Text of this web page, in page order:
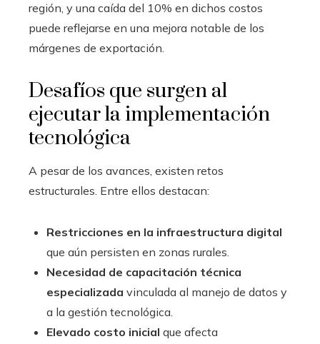
región, y una caída del 10% en dichos costos
puede reflejarse en una mejora notable de los
márgenes de exportación.
Desafíos que surgen al
ejecutar la implementación
tecnológica
A pesar de los avances, existen retos
estructurales. Entre ellos destacan:
Restricciones en la infraestructura digital
que aún persisten en zonas rurales.
Necesidad de capacitación técnica
especializada vinculada al manejo de datos y
a la gestión tecnológica.
Elevado costo inicial que afecta